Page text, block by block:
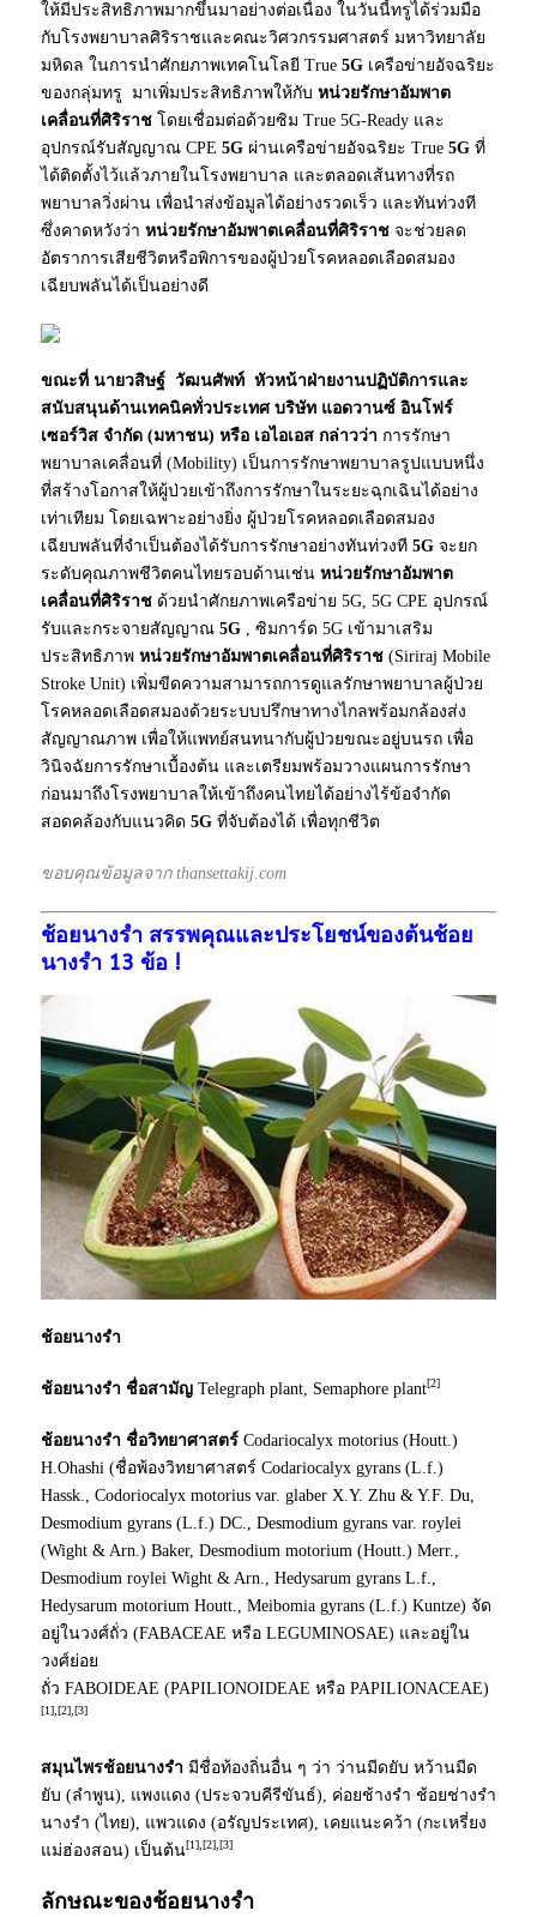
ให้มีประสิทธิภาพมากขึ้นมาอย่างต่อเนื่อง ในวันนี้ทรูได้ร่วมมือ
กับโรงพยาบาลศิริราชและคณะวิศวกรรมศาสตร์ มหาวิทยาลัย
มหิดล ในการนำศักยภาพเทคโนโลยี True 5G เครือข่ายอัจฉริยะ
ของกลุ่มทรู มาเพิ่มประสิทธิภาพให้กับ หน่วยรักษาอัมพาต
เคลื่อนที่ศิริราช โดยเชื่อมต่อด้วยซิม True 5G-Ready และ
อุปกรณ์รับสัญญาณ CPE 5G ผ่านเครือข่ายอัจฉริยะ True 5G ที่
ได้ติดตั้งไว้แล้วภายในโรงพยาบาล และตลอดเส้นทางที่รถ
พยาบาลวิ่งผ่าน เพื่อนำส่งข้อมูลได้อย่างรวดเร็ว และทันท่วงที
ซึ่งคาดหวังว่า หน่วยรักษาอัมพาตเคลื่อนที่ศิริราช จะช่วยลด
อัตราการเสียชีวิตหรือพิการของผู้ป่วยโรคหลอดเลือดสมอง
เฉียบพลันได้เป็นอย่างดี
ขณะที่ นายวสิษฐ์ วัฒนศัพท์ หัวหน้าฝ่ายงานปฏิบัติการและ
สนับสนุนด้านเทคนิคทั่วประเทศ บริษัท แอดวานซ์ อินโฟร์
เซอร์วิส จำกัด (มหาชน) หรือ เอไอเอส กล่าวว่า การรักษา
พยาบาลเคลื่อนที่ (Mobility) เป็นการรักษาพยาบาลรูปแบบหนึ่ง
ที่สร้างโอกาสให้ผู้ป่วยเข้าถึงการรักษาในระยะฉุกเฉินได้อย่าง
เท่าเทียม โดยเฉพาะอย่างยิ่ง ผู้ป่วยโรคหลอดเลือดสมอง
เฉียบพลันที่จำเป็นต้องได้รับการรักษาอย่างทันท่วงที 5G จะยก
ระดับคุณภาพชีวิตคนไทยรอบด้านเช่น หน่วยรักษาอัมพาต
เคลื่อนที่ศิริราช ด้วยนำศักยภาพเครือข่าย 5G, 5G CPE อุปกรณ์
รับและกระจายสัญญาณ 5G , ซิมการ์ด 5G เข้ามาเสริม
ประสิทธิภาพ หน่วยรักษาอัมพาตเคลื่อนที่ศิริราช (Siriraj Mobile
Stroke Unit) เพิ่มขีดความสามารถการดูแลรักษาพยาบาลผู้ป่วย
โรคหลอดเลือดสมองด้วยระบบปรึกษาทางไกลพร้อมกล้องส่ง
สัญญาณภาพ เพื่อให้แพทย์สนทนากับผู้ป่วยขณะอยู่บนรถ เพื่อ
วินิจฉัยการรักษาเบื้องต้น และเตรียมพร้อมวางแผนการรักษา
ก่อนมาถึงโรงพยาบาลให้เข้าถึงคนไทยได้อย่างไร้ข้อจำกัด
สอดคล้องกับแนวคิด 5G ที่จับต้องได้ เพื่อทุกชีวิต
ขอบคุณข้อมูลจาก thansettakij.com
ช้อยนางรำ สรรพคุณและประโยชน์ของต้นช้อย
นางรำ 13 ข้อ !
ช้อยนางรำ
ช้อยนางรำ ชื่อสามัญ Telegraph plant, Semaphore plant[2]
ช้อยนางรำ ชื่อวิทยาศาสตร์ Codariocalyx motorius (Houtt.)
H.Ohashi (ชื่อพ้องวิทยาศาสตร์ Codariocalyx gyrans (L.f.)
Hassk., Codoriocalyx motorius var. glaber X.Y. Zhu & Y.F. Du,
Desmodium gyrans (L.f.) DC., Desmodium gyrans var. roylei
(Wight & Arn.) Baker, Desmodium motorium (Houtt.) Merr.,
Desmodium roylei Wight & Arn., Hedysarum gyrans L.f.,
Hedysarum motorium Houtt., Meibomia gyrans (L.f.) Kuntze) จัด
อยู่ในวงศ์ถั่ว (FABACEAE หรือ LEGUMINOSAE) และอยู่ใน
วงศ์ย่อย
ถั่ว FABOIDEAE (PAPILIONOIDEAE หรือ PAPILIONACEAE)
[1],[2],[3]
สมุนไพรช้อยนางรำ มีชื่อท้องถิ่นอื่น ๆ ว่า ว่านมีดยับ หว้านมีด
ยับ (ลำพูน), แพงแดง (ประจวบคีรีขันธ์), ค่อยช้างรำ ช้อยช่างรำ
นางรำ (ไทย), แพวแดง (อรัญประเทศ), เคยแนะคว้า (กะเหรี่ยง
แม่ฮ่องสอน) เป็นต้น[1],[2],[3]
ลักษณะของช้อยนางรำ